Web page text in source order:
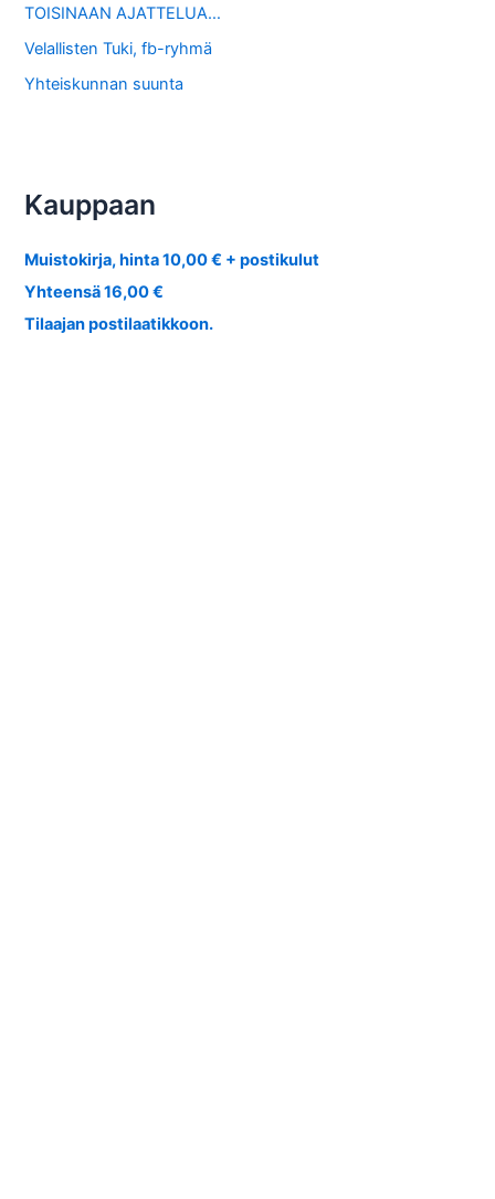
TOISINAAN AJATTELUA…
Velallisten Tuki, fb-ryhmä
Yhteiskunnan suunta
Kauppaan
Muistokirja, hinta 10,00 € + postikulut
Yhteensä 16,00 €
Tilaajan postilaatikkoon.